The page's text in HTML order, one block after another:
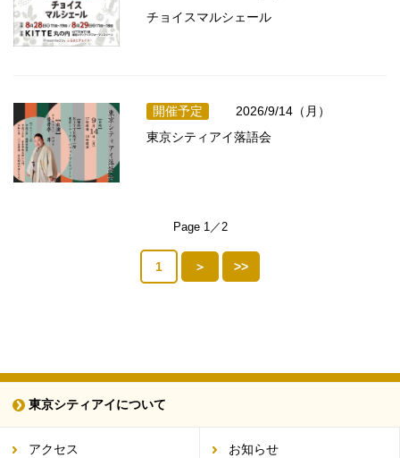
チョイスマルシェール
開催予定
2026/9/14（月）
東京シティアイ落語会
Page 1／2
1 ＞ >>
東京シティアイについて
アクセス お知らせ